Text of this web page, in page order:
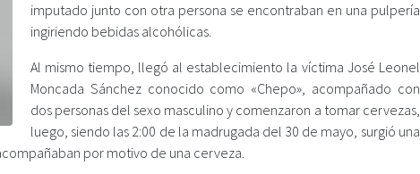
imputado junto con otra persona se encontraban en una pulpería
ingiriendo bebidas alcohólicas.
Al mismo tiempo, llegó al establecimiento la víctima José Leonel
Moncada Sánchez conocido como «Chepo», acompañado con
dos personas del sexo masculino y comenzaron a tomar cervezas,
luego, siendo las 2:00 de la madrugada del 30 de mayo, surgió una
por motivo de una cerveza.